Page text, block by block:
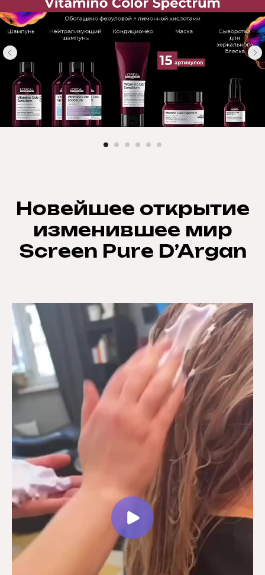
Новейшее открытие
изменившее мир
Screen Pure D’Argan